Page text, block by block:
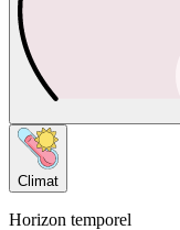
Climat
Horizon temporel